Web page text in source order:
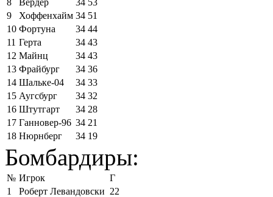
9
Хоффенхайм 34 51
10 Фортуна 34 44
11 Герта 34 43
12 Майнц 34 43
13 Фрайбург 34 36
14 Шальке-04 34 33
15 Аугсбург 34 32
16 Штутгарт 34 28
17 Ганновер-96 34 21
18 Нюрнберг 34 19
Бомбардиры:
№ Игрок
Г
1
Роберт Левандовски 22